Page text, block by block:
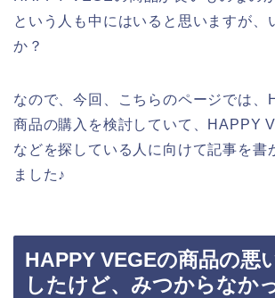
という人も中にはいると思いますが、
か？
なので、今回、こちらのページでは
商品の購入を検討していて、HAPPY
などを探している人に向けて記事を書
ました♪
HAPPY VEGEの商品の悪
したけど、みつからなか